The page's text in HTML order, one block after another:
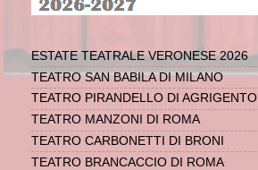
ESTATE TEATRALE VERONESE 2026
TEATRO SAN BABILA DI MILANO
TEATRO PIRANDELLO DI AGRIGENTO
TEATRO MANZONI DI ROMA
TEATRO CARBONETTI DI BRONI
TEATRO BRANCACCIO DI ROMA